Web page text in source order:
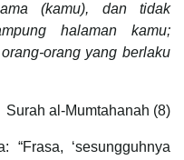
(kamu), dan tidak
halaman kamu;
orang yang berlaku
Surah al-Mumtahanah (8)
“Frasa, ‘sesungguhnya